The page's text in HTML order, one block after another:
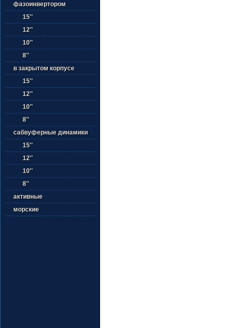
фазоинвертором
15''
12''
10''
8''
в закрытом корпусе
15''
12''
10''
8''
сабвуферные динамики
15''
12''
10''
8''
активные
морские